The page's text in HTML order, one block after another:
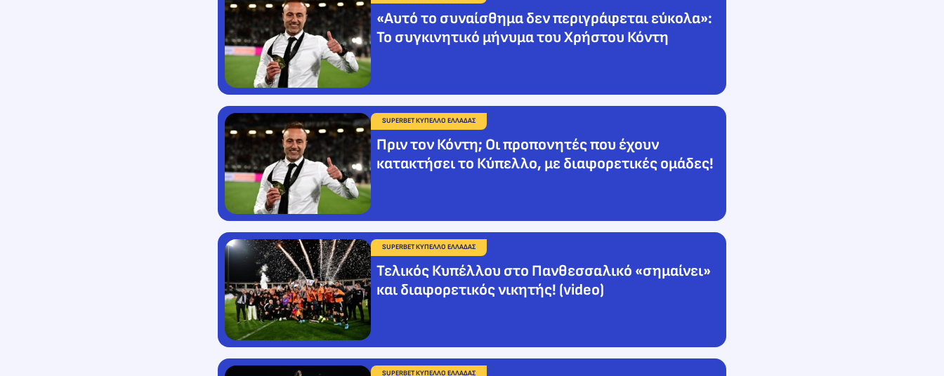
«Αυτό το συναίσθημα δεν περιγράφεται εύκολα»:
Το συγκινητικό μήνυμα του Χρήστου Κόντη
SUPERBET ΚΥΠΕΛΛΟ ΕΛΛΑΔΑΣ
Πριν τον Κόντη; Οι προπονητές που έχουν
κατακτήσει το Κύπελλο, με διαφορετικές ομάδες!
SUPERBET ΚΥΠΕΛΛΟ ΕΛΛΑΔΑΣ
Τελικός Κυπέλλου στο Πανθεσσαλικό «σημαίνει»
και διαφορετικός νικητής! (video)
SUPERBET ΚΥΠΕΛΛΟ ΕΛΛΑΔΑΣ